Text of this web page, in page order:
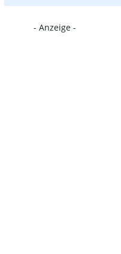
- Anzeige -